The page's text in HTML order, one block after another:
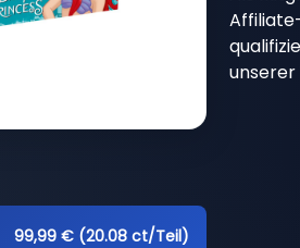
99,99 € (20.08 ct/Teil)